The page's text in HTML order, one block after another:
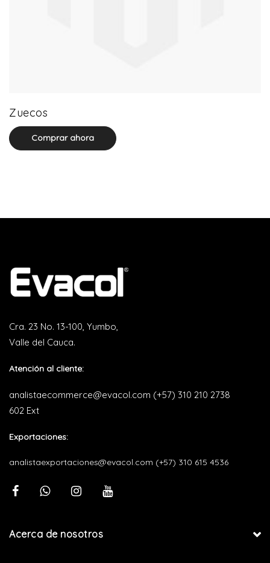
Zuecos
Comprar ahora
Cra. 23 No. 13-100, Yumbo,
Valle del Cauca.
Atención al cliente:
analistaecommerce@evacol.com (+57) 310 210 2738
602 Ext
Exportaciones:
analistaexportaciones@evacol.com (+57) 310 615 4536
Acerca de nosotros